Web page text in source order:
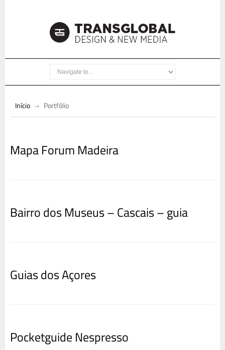
Início Portfólio
Mapa Forum Madeira
Bairro dos Museus – Cascais – guia
Guias dos Açores
Pocketguide Nespresso